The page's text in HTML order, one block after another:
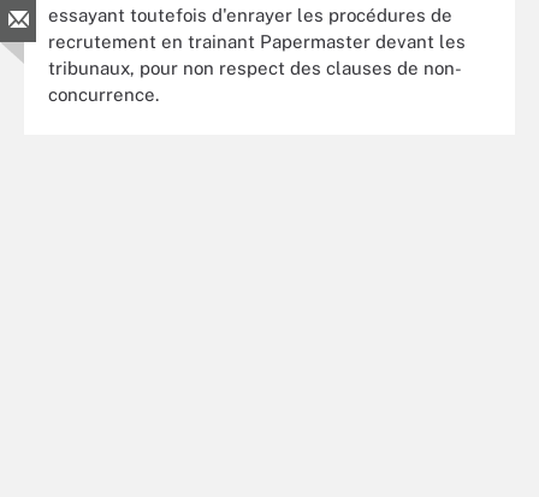
essayant toutefois d'enrayer les procédures de
recrutement en trainant Papermaster devant les
tribunaux, pour non respect des clauses de non-
concurrence.